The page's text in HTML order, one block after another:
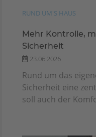
RUND UM'S HAUS
Mehr Kontrolle,
Sicherheit
23.06.2026
Rund um das
Sicherheit eine
soll auch der